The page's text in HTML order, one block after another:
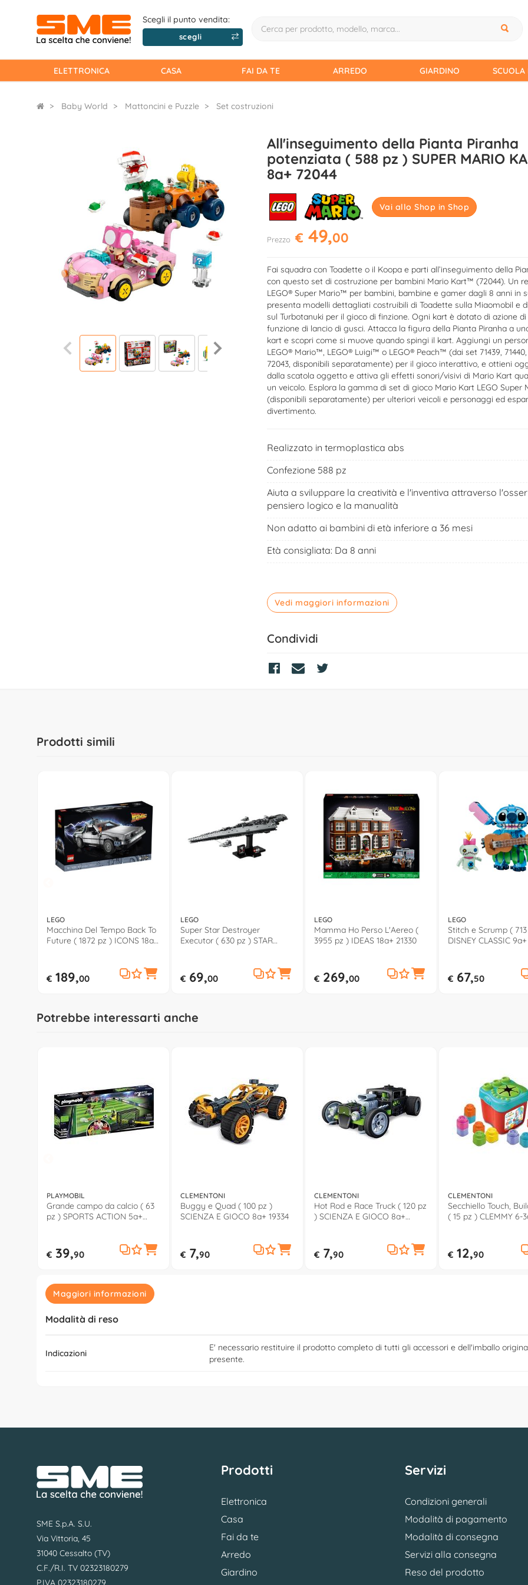
Scegli il punto vendita:
scegli
ELETTRONICA CASA FAI DA TE ARREDO GIARDINO SCUOLA
Baby World Mattoncini e Puzzle Set costruzioni
All'inseguimento della Pianta Piranha
potenziata ( 588 pz ) SUPER MARIO
8a+ 72044
Vai allo Shop in Shop
Prezzo € 49,00
Fai squadra con Toadette o il Koopa e parti all’inseguimento della
con questo set di costruzione per bambini Mario Kart™ (72044). Un
LEGO® Super Mario™ per bambini, bambine e gamer dagli 8 anni in
presenta modelli dettagliati costruibili di Toadette sulla Miaomobil e
sul Turbotanuki per il gioco di finzione. Ogni kart è dotato di azione
funzione di lancio di gusci. Attacca la figura della Pianta Piranha a
kart e scopri come si muove quando spingi il kart. Aggiungi un
LEGO® Mario™, LEGO® Luigi™ o LEGO® Peach™ (dai set 71439, 71440,
72043, disponibili separatamente) per il gioco interattivo, e ottieni
dalla scatola oggetto e attiva gli effetti sonori/visivi di Mario Kart
un veicolo. Esplora la gamma di set di gioco Mario Kart LEGO Super
(disponibili separatamente) per ulteriori veicoli e personaggi ed
divertimento.
Realizzato in termoplastica abs
Confezione 588 pz
Aiuta a sviluppare la creatività e l'inventiva attraverso
pensiero logico e la manualità
Non adatto ai bambini di età inferiore a 36 mesi
Età consigliata: Da 8 anni
Vedi maggiori informazioni
Condividi
Prodotti simili
LEGO
Macchina Del Tempo Back To
Future ( 1872 pz ) ICONS 18a+
€ 189,00
LEGO
Super Star Destroyer
Executor ( 630 pz ) STAR
€ 69,00
LEGO
Mamma Ho Perso L'Aereo (
3955 pz ) IDEAS 18a+ 21330
€ 269,00
LEGO
Stitch e Scrump (
DISNEY CLASSIC
€ 67,50
Potrebbe interessarti anche
PLAYMOBIL
Grande campo da calcio ( 63
pz ) SPORTS ACTION 5a+
€ 39,90
CLEMENTONI
Buggy e Quad ( 100 pz )
SCIENZA E GIOCO 8a+ 19334
€ 7,90
CLEMENTONI
Hot Rod e Race Truck ( 120 pz
) SCIENZA E GIOCO 8a+
€ 7,90
CLEMENTONI
Secchiello Touch,
( 15 pz ) CLEMMY 6-
€ 12,90
Maggiori informazioni
Modalità di reso
Indicazioni
E' necessario restituire il prodotto completo di tutti gli accessori e dell'imballo
presente.
SME S.p.A. S.U.
Via Vittoria, 45
31040 Cessalto (TV)
C.F./R.I. TV 02323180279
P.IVA 02323180279
Prodotti
Elettronica
Casa
Fai da te
Arredo
Giardino
Servizi
Condizioni generali
Modalità di pagamento
Modalità di consegna
Servizi alla consegna
Reso del prodotto